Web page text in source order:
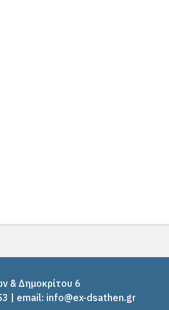
& Δημοκρίτου 6
| email: info@ex-dsathen.gr